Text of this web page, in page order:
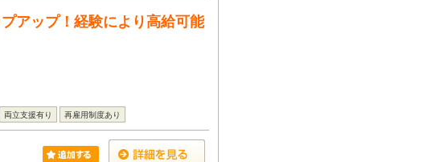
アップ！経験により高給可能
両立支援有り 再雇用制度あり